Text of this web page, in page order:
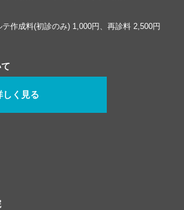
作成料(初診のみ) 1,000円、再診料 2,500円
しく見る